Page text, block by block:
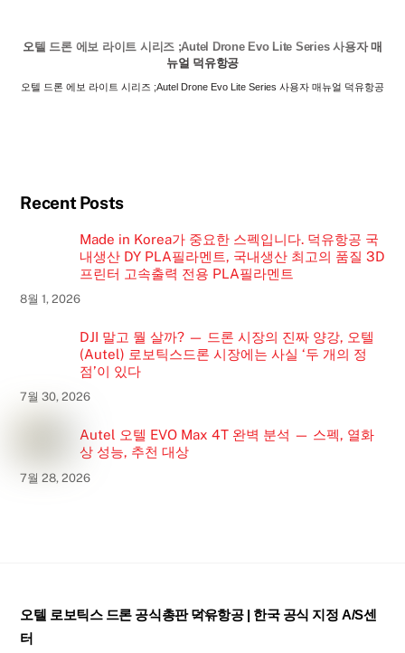
오텔 드론 에보 라이트 시리즈 ;Autel Drone Evo Lite Series 사용자 매
뉴얼 덕유항공
오텔 드론 에보 라이트 시리즈 ;Autel Drone Evo Lite Series 사용자 매뉴얼 덕유항공
Recent Posts
Made in Korea가 중요한 스펙입니다. 덕유항공 국
내생산 DY PLA필라멘트, 국내생산 최고의 품질 3D
프린터 고속출력 전용 PLA필라멘트
8월 1, 2026
DJI 말고 뭘 살까? — 드론 시장의 진짜 양강, 오텔
(Autel) 로보틱스드론 시장에는 사실 ‘두 개의 정
점’이 있다
7월 30, 2026
Autel 오텔 EVO Max 4T 완벽 분석 — 스펙, 열화
상 성능, 추천 대상
7월 28, 2026
Back
오텔 로보틱스 드론 공식총판 덕유항공 | 한국 공식 지정 A/S센
터